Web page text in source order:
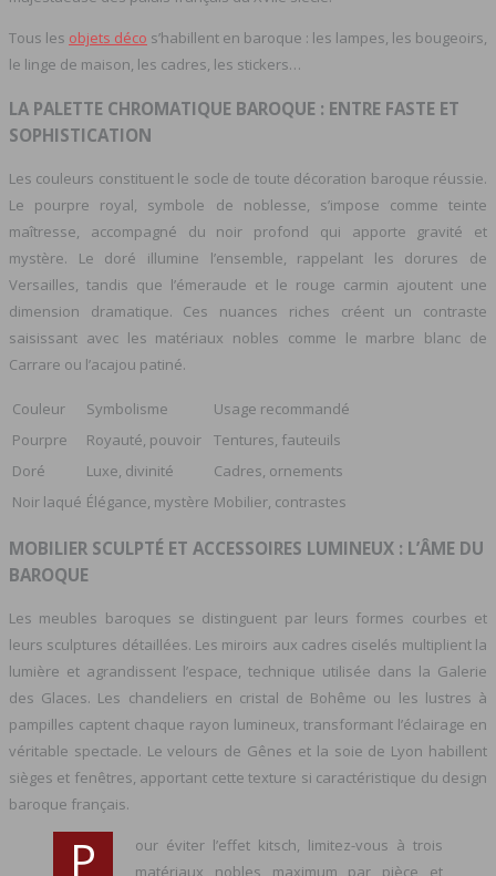
Tous les objets déco s’habillent en baroque : les lampes, les bougeoirs,
le linge de maison, les cadres, les stickers…
LA PALETTE CHROMATIQUE BAROQUE : ENTRE FASTE ET
SOPHISTICATION
Les couleurs constituent le socle de toute décoration baroque réussie.
Le pourpre royal, symbole de noblesse, s’impose comme teinte
maîtresse, accompagné du noir profond qui apporte gravité et
mystère. Le doré illumine l’ensemble, rappelant les dorures de
Versailles, tandis que l’émeraude et le rouge carmin ajoutent une
dimension dramatique. Ces nuances riches créent un contraste
saisissant avec les matériaux nobles comme le marbre blanc de
Carrare ou l’acajou patiné.
Couleur Symbolisme
Usage recommandé
Pourpre
Royauté, pouvoir
Tentures, fauteuils
Doré
Luxe, divinité
Cadres, ornements
Noir laqué Élégance, mystère Mobilier, contrastes
MOBILIER SCULPTÉ ET ACCESSOIRES LUMINEUX : L’ÂME DU
BAROQUE
Les meubles baroques se distinguent par leurs formes courbes et
leurs sculptures détaillées. Les miroirs aux cadres ciselés multiplient la
lumière et agrandissent l’espace, technique utilisée dans la Galerie
des Glaces. Les chandeliers en cristal de Bohême ou les lustres à
pampilles captent chaque rayon lumineux, transformant l’éclairage en
véritable spectacle. Le velours de Gênes et la soie de Lyon habillent
sièges et fenêtres, apportant cette texture si caractéristique du design
baroque français.
P
our éviter l’effet kitsch, limitez-vous à trois
matériaux nobles maximum par pièce et